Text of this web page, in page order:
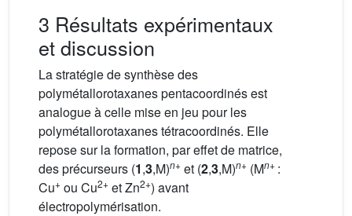
3 Résultats expérimentaux
et discussion
La stratégie de synthèse des
polymétallorotaxanes pentacoordinés est
analogue à celle mise en jeu pour les
polymétallorotaxanes tétracoordinés. Elle
repose sur la formation, par effet de matrice,
des précurseurs (1,3,M)n+ et (2,3,M)n+ (Mn+ :
Cu+ ou Cu2+ et Zn2+) avant
électropolymérisation.